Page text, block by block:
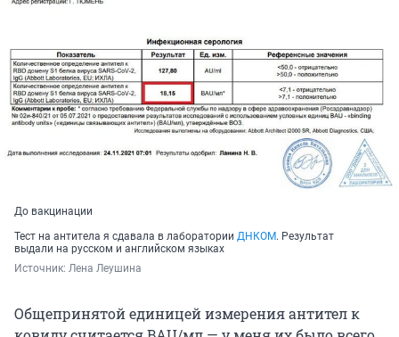
До вакцинации
Тест на антитела я сдавала в лаборатории ДНКОМ. Результат
выдали на русском и английском языках
Источник: Лена Леушина
Общепринятой единицей измерения антител к